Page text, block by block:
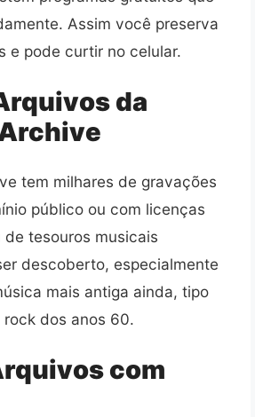
Assim você preserva
e pode curtir no celular.
da
tem milhares de gravações
público ou com licenças
de tesouros musicais
descoberto, especialmente
mais antiga ainda, tipo
dos anos 60.
com